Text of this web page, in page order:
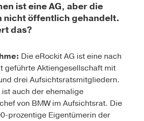
ist eine AG, aber die
nicht öffentlich gehandelt.
das?
Die eRockit AG ist eine nach
geführte Aktiengesellschaft mit
drei Aufsichtsratsmitgliedern.
auch der ehemalige
von BMW im Aufsichtsrat. Die
prozentige Eigentümerin der